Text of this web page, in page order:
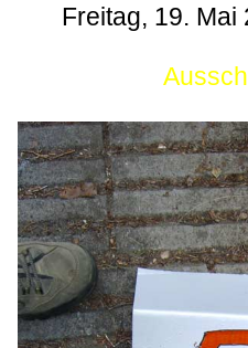
Freitag, 19. Mai